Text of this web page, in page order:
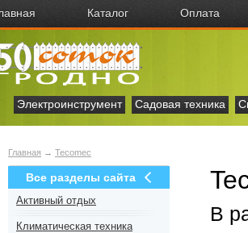
Каталог Оплата
Электроинструмент Садовая техника
Главная → Tecomec
Все разделы сайта
Активный отдых
Климатическая техника
В